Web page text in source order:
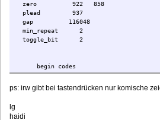
zero 922 858
plead 937
gap 116048
min_repeat 2
toggle_bit 2
begin codes
KEY_MUTE 0x12cd
KEY_VOLUMEUP 0x12d0
KEY_VOLUMEDOWN 0x12d1
ps: irw gibt bei tastendrücken nur komische
lg
haidi